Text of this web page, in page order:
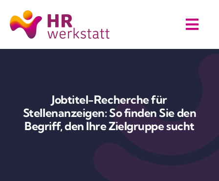
content
WissensWerkstatt
Jobtitel-Recherche für
Stellenanzeigen: So finden Sie den
Begriff, den Ihre Zielgruppe sucht